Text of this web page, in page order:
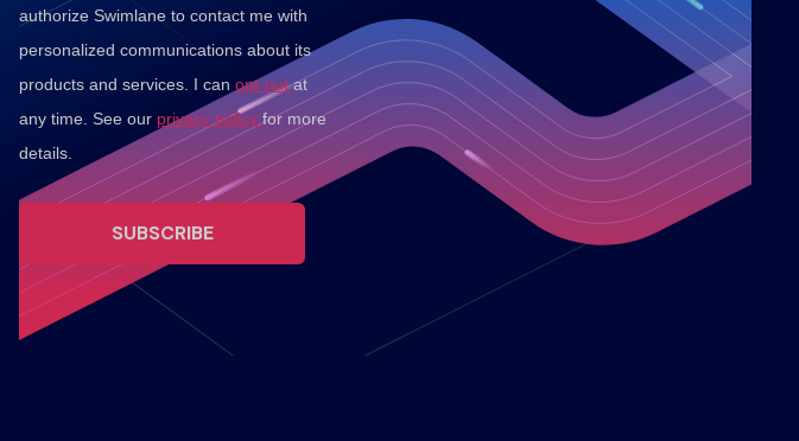
authorize Swimlane to contact me with
personalized communications about its
products and services. I can opt-outat
any time. See our privacy policyfor more
details.
SUBSCRIBE